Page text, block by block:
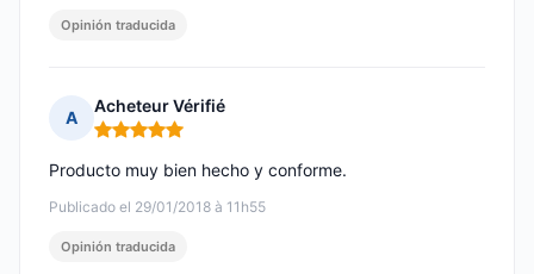
Opinión traducida
A
Acheteur Vérifié
Nota: 5 de 5
Publicado el 29/01/2018 à 11h55
Producto muy bien hecho y conforme.
Opinión traducida